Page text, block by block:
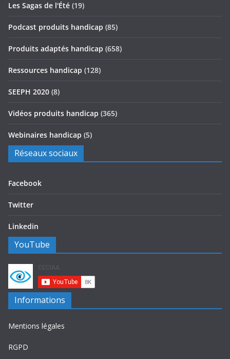
Les Sagas de l'Été (19)
Podcast produits handicap (85)
Produits adaptés handicap (658)
Ressources handicap (128)
SEEPH 2020 (8)
Vidéos produits handicap (365)
Webinaires handicap (5)
Réseaux sociaux
Facebook
Twitter
Linkedin
YouTube
Informations
Mentions légales
RGPD